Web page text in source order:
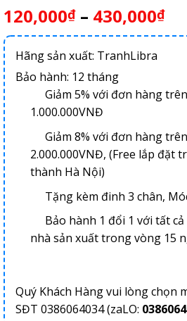
120,000₫– 430,000₫
Hãng sản xuất: TranhLibra
Bảo hành: 12 tháng
Giảm 5% với đơn hàng trên
1.000.000VNĐ
Giảm 8% với đơn hàng trên
2.000.000VNĐ, (Free lắp đặt
thành Hà Nội)
Tặng kèm đinh 3 chân,
Bảo hành 1 đổi 1 với tất
nhà sản xuất trong vòng 15
Quý Khách Hàng vui lòng chọn
SĐT 0386064034 (zaLO: